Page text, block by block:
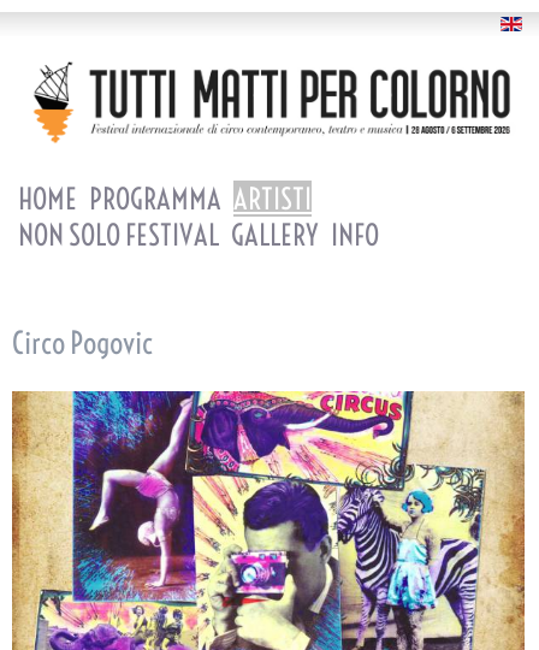
HOME PROGRAMMA ARTISTI
NON SOLO FESTIVAL GALLERY INFO
Circo Pogovic